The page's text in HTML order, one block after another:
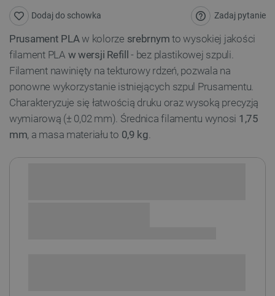
Zadaj pytanie
Dodaj do schowka
Prusament PLAw kolorze srebrnymto wysokiej jakości
filament PLA w wersji Refill - bez plastikowej szpuli.
Filament nawinięty na tekturowy rdzeń, pozwala na
ponowne wykorzystanie istniejących szpul Prusamentu.
Charakteryzuje się łatwością druku oraz wysoką precyzją
wymiarową (± 0,02 mm). Średnica filamentu wynosi 1,75
mm, a masa materiału to 0,9 kg.